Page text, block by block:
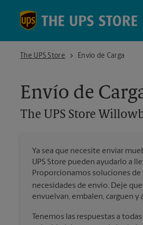
The UPS Store
The UPS Store Willowbrook
Envío de Carga
Envío de
The UPS Store
Ya sea que necesite enviar
UPS Store pueden ayudarlo a
Proporcionamos soluciones
necesidades de envío. Deje
envuelvan, embalen, carguen y
Tenemos las respuestas a